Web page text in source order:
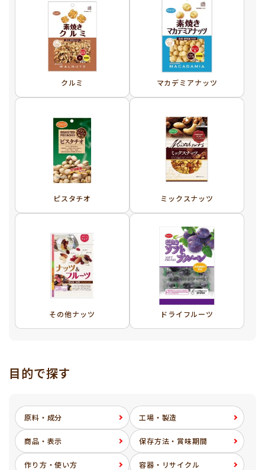
クルミ マカデミアナッツ
ピスタチオ ミックスナッツ
その他ナッツ ドライフルーツ
目的で探す
原料・成分 工場・製造
商品・表示 保存方法・賞味期間
作り方・使い方 容器・リサイクル